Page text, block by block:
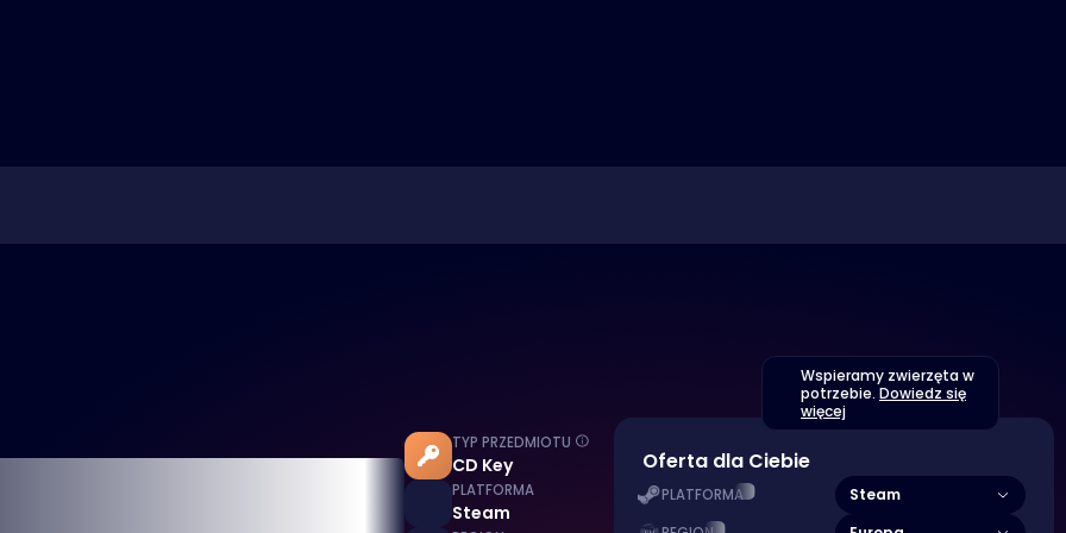
TYP PRZEDMIOTU
CD Key
PLATFORMA
Steam
Wspieramy zwierzęta w
potrzebie. Dowiedz się
więcej
Oferta dla Ciebie
PLATFORMA Steam